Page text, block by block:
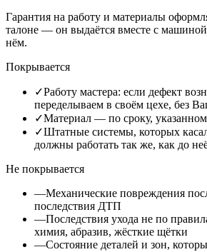
Гарантия на работу и материалы
талоне — он выдаётся вместе с
нём.
Покрывается
✓Работу мастера: если дефект
переделываем в своём цехе, без
✓Материал — по сроку,
✓Штатные системы, которых
должны работать так же, как до
Не покрывается
—Механические повреждения
последствия ДТП
—Последствия ухода не по
химия, абразив, жёсткие щётки
—Состояние деталей и зон,